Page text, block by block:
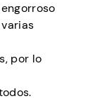
por lo